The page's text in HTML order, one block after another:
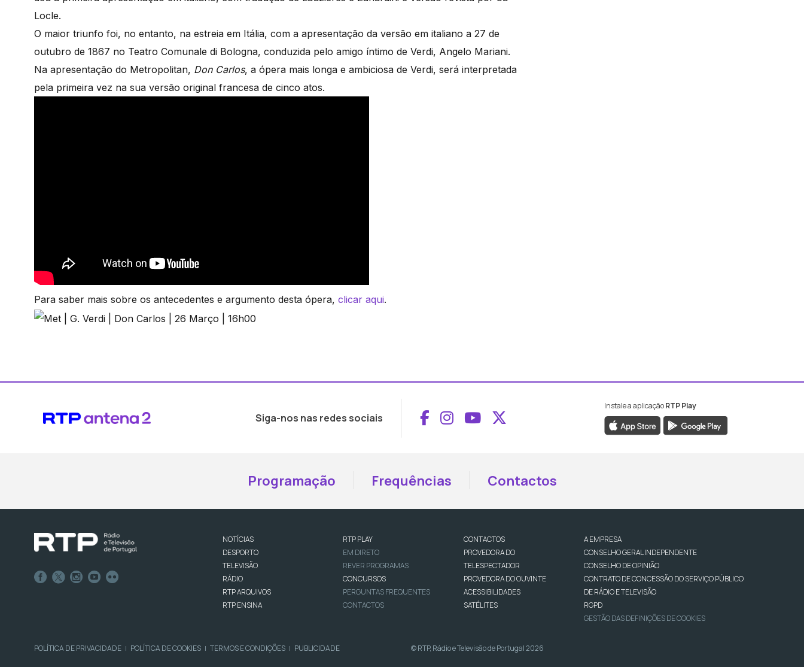
Locle.
O maior triunfo foi, no entanto, na estreia em Itália, com a apresentação da versão em italiano a 27 de
outubro de 1867 no Teatro Comunale di Bologna, conduzida pelo amigo íntimo de Verdi, Angelo Mariani.
Na apresentação do Metropolitan, Don Carlos, a ópera mais longa e ambiciosa de Verdi, será interpretada
pela primeira vez na sua versão original francesa de cinco atos.
Para saber mais sobre os antecedentes e argumento desta ópera, clicar aqui.
Siga-nos nas redes sociais Aceder ao Facebook da RTP Antena 2
Aceder ao Instagram da RTP Antena 2
Aceder ao YouTube da RTP Antena 2
Aceder ao X da RTP Antena 2
Instale a aplicaçãoRTP Play
Programação Frequências Contactos
NOTÍCIAS
DESPORTO
TELEVISÃO
RÁDIO
RTP ARQUIVOS
RTP ENSINA
RTP PLAY
EM DIRETO
REVER PROGRAMAS
CONCURSOS
PERGUNTAS FREQUENTES
CONTACTOS
CONTACTOS
PROVEDORA DO
TELESPECTADOR
PROVEDORA DO OUVINTE
ACESSIBILIDADES
SATÉLITES
A EMPRESA
CONSELHO GERAL INDEPENDENTE
CONSELHO DE OPINIÃO
CONTRATO DE CONCESSÃO DO SERVIÇO PÚBLICO
DE RÁDIO E TELEVISÃO
RGPD
GESTÃO DAS DEFINIÇÕES DE COOKIES
POLÍTICA DE PRIVACIDADE | POLÍTICA DE COOKIES | TERMOS E CONDIÇÕES | PUBLICIDADE © RTP, Rádio e Televisão de Portugal 2026